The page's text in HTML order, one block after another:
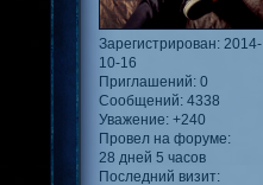
Зарегистрирован: 2014-
10-16
Приглашений: 0
Сообщений: 4338
Уважение: +240
Провел на форуме:
28 дней 5 часов
Последний визит: